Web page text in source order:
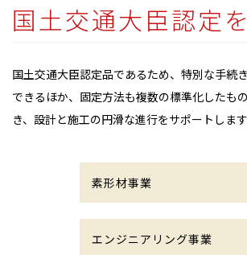
国土交通大臣認定
国土交通大臣認定品であるため、特別な手続
できるほか、固定方法も複数の標準化したも
き、設計と施工の円滑な進行をサポートします
素形材事業
低熱膨張材 LEX（レックス）
エンジニアリング事業